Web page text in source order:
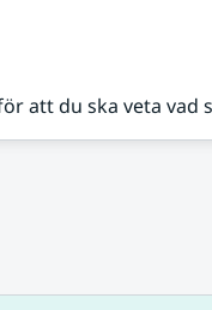
att du ska veta vad